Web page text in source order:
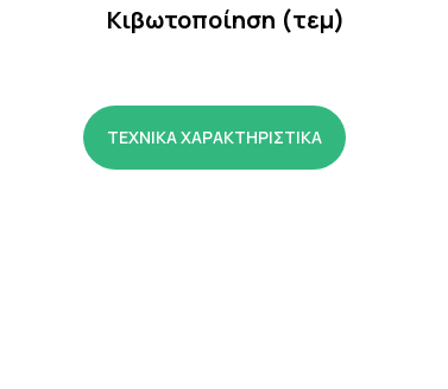
Κιβωτοποίηση (τεμ)
ΤΕΧΝΙΚΑ ΧΑΡΑΚΤΗΡΙΣΤΙΚΑ